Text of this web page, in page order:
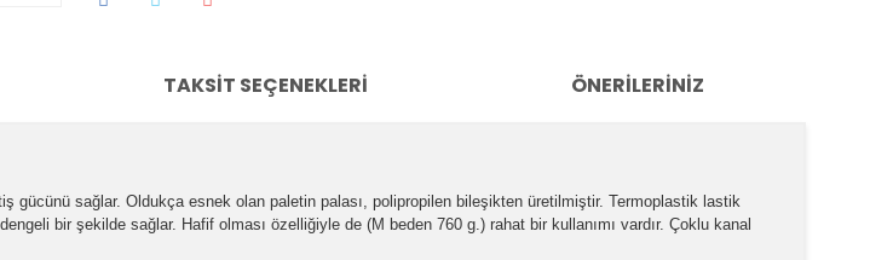
TAKSIT SEÇENEKLERI ÖNERILERINIZ
gücünü sağlar. Oldukça esnek olan paletin palası, polipropilen bileşikten üretilmiştir. Termoplastik lastik
bir şekilde sağlar. Hafif olması özelliğiyle de (M beden 760 g.) rahat bir kullanımı vardır. Çoklu kanal